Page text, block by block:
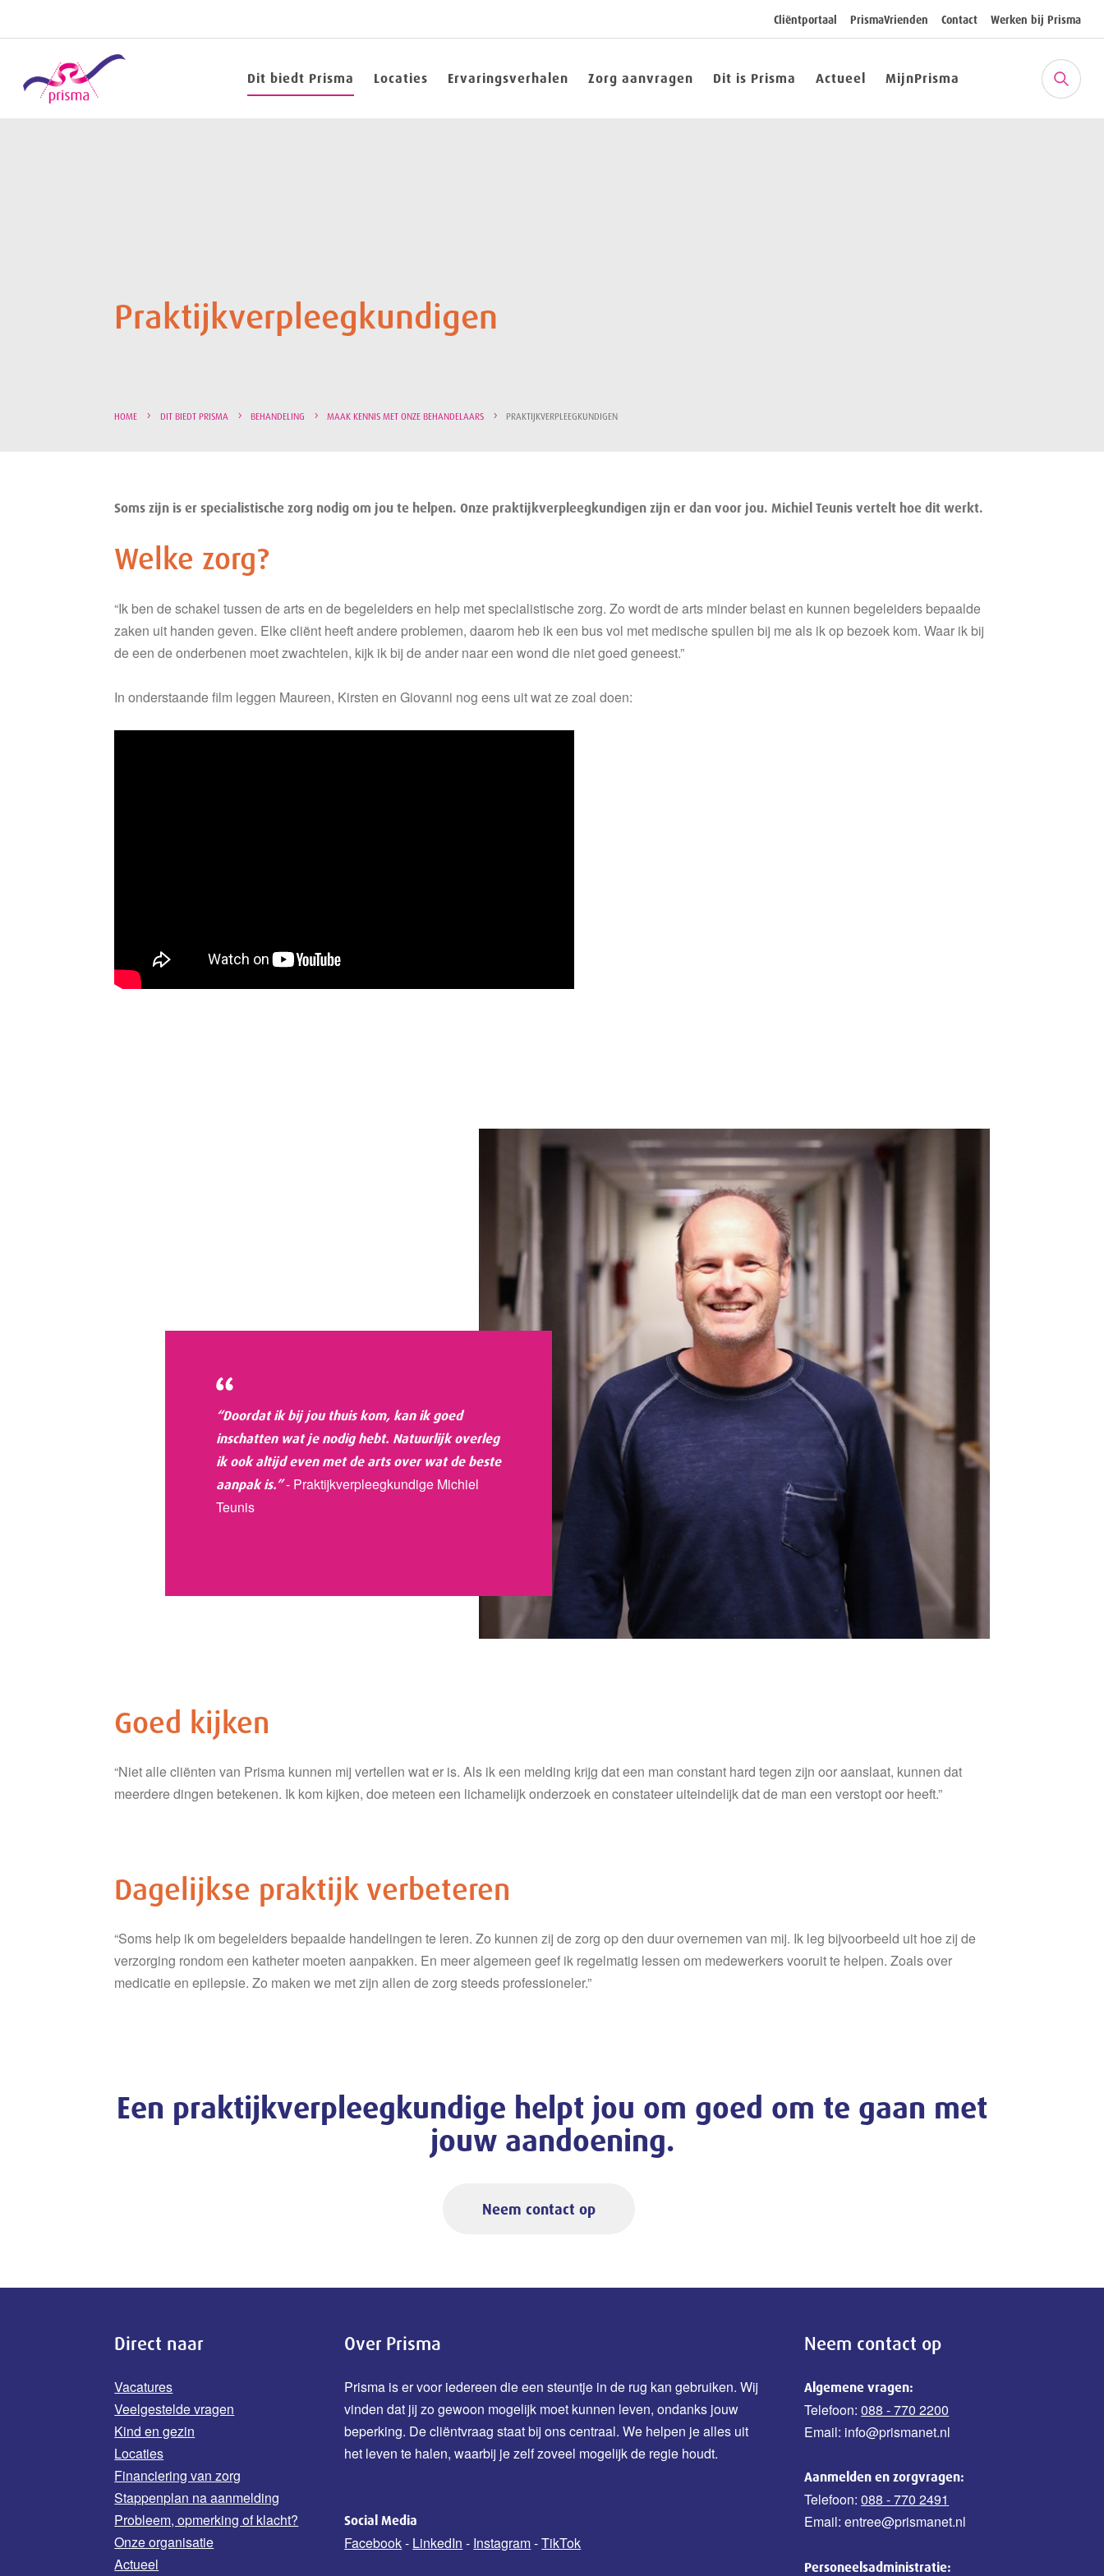
Cliëntportaal PrismaVrienden Contact Werken bij Prisma
Dit biedt Prisma Locaties Ervaringsverhalen Zorg aanvragen Dit is Prisma Actueel MijnPrisma
Praktijkverpleegkundigen
HOME DIT BIEDT PRISMA BEHANDELING MAAK KENNIS MET ONZE BEHANDELAARS PRAKTIJKVERPLEEGKUNDIGEN
Soms zijn is er specialistische zorg nodig om jou te helpen. Onze praktijkverpleegkundigen zijn er dan voor jou. Michiel Teunis vertelt hoe dit werkt.
Welke zorg?
“Ik ben de schakel tussen de arts en de begeleiders en help met specialistische zorg. Zo wordt de arts minder belast en kunnen begeleiders bepaalde
zaken uit handen geven. Elke cliënt heeft andere problemen, daarom heb ik een bus vol met medische spullen bij me als ik op bezoek kom. Waar ik bij
de een de onderbenen moet zwachtelen, kijk ik bij de ander naar een wond die niet goed geneest.”
In onderstaande film leggen Maureen, Kirsten en Giovanni nog eens uit wat ze zoal doen:
“Doordat ik bij jou thuis kom, kan ik goed
inschatten wat je nodig hebt. Natuurlijk overleg
ik ook altijd even met de arts over wat de beste
aanpak is.”- Praktijkverpleegkundige Michiel
Teunis
Goed kijken
“Niet alle cliënten van Prisma kunnen mij vertellen wat er is. Als ik een melding krijg dat een man constant hard tegen zijn oor aanslaat, kunnen dat
meerdere dingen betekenen. Ik kom kijken, doe meteen een lichamelijk onderzoek en constateer uiteindelijk dat de man een verstopt oor heeft.”
Dagelijkse praktijk verbeteren
“Soms help ik om begeleiders bepaalde handelingen te leren. Zo kunnen zij de zorg op den duur overnemen van mij. Ik leg bijvoorbeeld uit hoe zij de
verzorging rondom een katheter moeten aanpakken. En meer algemeen geef ik regelmatig lessen om medewerkers vooruit te helpen. Zoals over
medicatie en epilepsie. Zo maken we met zijn allen de zorg steeds professioneler.”
Een praktijkverpleegkundige helpt jou om goed om te gaan met
jouw aandoening.
Neem contact op
Direct naar
Vacatures
Veelgestelde vragen
Kind en gezin
Locaties
Financiering van zorg
Stappenplan na aanmelding
Probleem, opmerking of klacht?
Onze organisatie
Actueel
Over Prisma
Prisma is er voor iedereen die een steuntje in de rug kan gebruiken. Wij
vinden dat jij zo gewoon mogelijk moet kunnen leven, ondanks jouw
beperking. De cliëntvraag staat bij ons centraal. We helpen je alles uit
het leven te halen, waarbij je zelf zoveel mogelijk de regie houdt.
Social Media
Facebook- LinkedIn - Instagram-TikTok
Neem contact op
Algemene vragen:
Telefoon:088 - 770 2200
Email: info@prismanet.nl
Aanmelden en zorgvragen:
Telefoon:088 - 770 2491
Email: entree@prismanet.nl
Personeelsadministratie: